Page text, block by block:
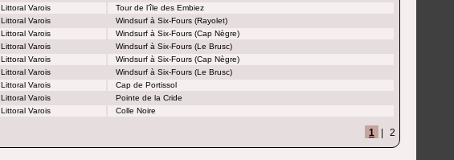
Littoral Varois
Tour de l’île des Embiez
Littoral Varois
Windsurf à Six-Fours (Rayolet)
Littoral Varois
Windsurf à Six-Fours (Cap Nègre)
Littoral Varois
Windsurf à Six-Fours (Le Brusc)
Littoral Varois
Windsurf à Six-Fours (Cap Nègre)
Littoral Varois
Windsurf à Six-Fours (Le Brusc)
Littoral Varois
Cap de Portissol
Littoral Varois
Pointe de la Cride
Littoral Varois Colle Noire
1 2